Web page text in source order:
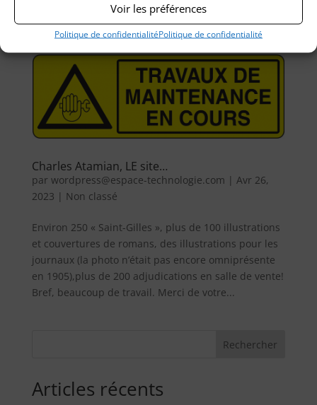
Voir les préférences
Politique de confidentialitéPolitique de confidentialité
dimanche de 10h à...
Charles Atamian, LE site…
par wordpress@espace-technologie.com | Avr 26,
2023 | Non classé
Environ 250 « Saint-Gilles », plus de 100 illustrations
et couvertures de romans, des illustrations pour les
journaux (la photo n’était pas encore omniprésente
en 1905),plus de 200 adjudications en salle de vente!
Bref, beaucoup de travail. Merci de votre...
Rechercher
Articles récents